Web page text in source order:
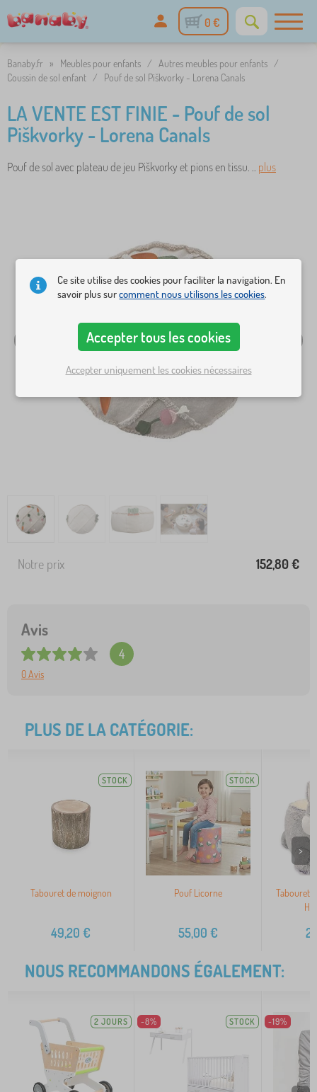
0 €
Banaby.fr » Meubles pour enfants / Autres meubles pour enfants /
Coussin de sol enfant / Pouf de sol Piškvorky - Lorena Canals
LA VENTE EST FINIE - Pouf de sol
Piškvorky - Lorena Canals
Pouf de sol avec plateau de jeu Piškvorky et pions en tissu. .. plus
Notre prix 152,80 €
Avis
4
0 Avis
PLUS DE LA CATÉGORIE:
STOCK
Tabouret de moignon
49,20 €
STOCK
Pouf Licorne
55,00 €
Tabouret
>
NOUS RECOMMANDONS ÉGALEMENT:
2 JOURS -8% STOCK -19%
Ce site utilise des cookies pour faciliter la navigation. En
savoir plus surcomment nous utilisons les cookies.
Accepter tous les cookies
Accepter uniquement les cookies nécessaires